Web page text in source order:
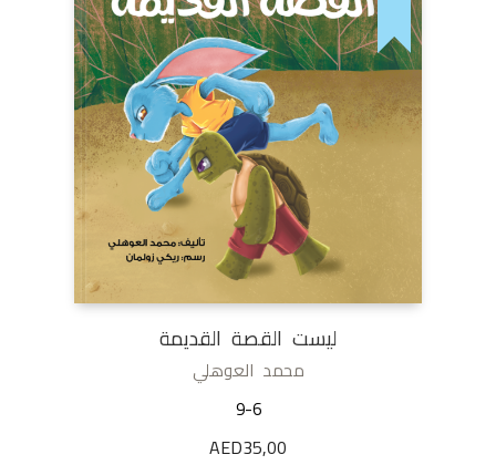
ليست القصة القديمة
محمد العوهلي
9-6
AED35,00